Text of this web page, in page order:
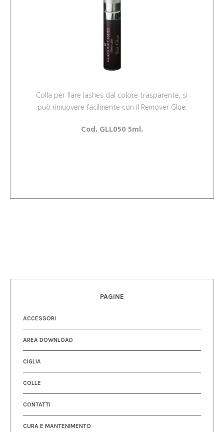
Colla per flare lashes dal colore trasparente, si
può rimuovere facilmente con il Remover Glue.
Cod. GLL050 5ml.
PAGINE
ACCESSORI
AREA DOWNLOAD
CIGLIA
COLLE
CONTATTI
CURA E MANTENIMENTO